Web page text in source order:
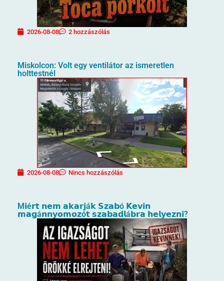
2026-08-08 2 hozzászólás
Miskolcon: Volt egy ventilátor az ismeretlen
holttestnél
2026-08-08 Nincs hozzászólás
M𝗶é𝗿𝘁 𝗻𝗲𝗺 𝗮𝗸𝗮𝗿𝗷á𝗸 𝗦𝘇𝗮𝗯ó 𝗞𝗲𝘃𝗶𝗻
𝗺𝗮𝗴á𝗻𝗻𝘆𝗼𝗺𝗼𝘇ó𝘁 𝘀𝘇𝗮𝗯𝗮𝗱𝗹á𝗯𝗿𝗮 𝗵𝗲𝗹𝘆𝗲𝘇𝗻𝗶?